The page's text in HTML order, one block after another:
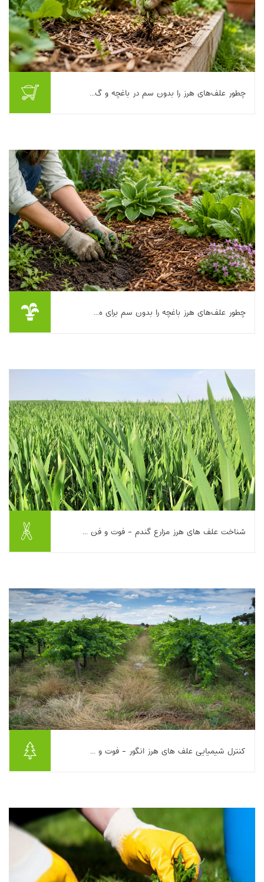
اگر یک‌بار با شوق نشا کاشته باشید و چند هفته بعد ببینید که وسط
بیشتر بخوانیم ...
چطور علف‌های هرز را بدون سم در باغچه و گ...
اگر هر بار که باغچه را مرتب می‌کنید چند روز بعد دوباره سبز شدن
چطور علف‌های هرز باغچه را بدون سم برای ه...
این مطلب به معرفی و شناخت علف‌های هرز رایج در مزارع گندم و
بیشتر بخوانیم ...
شناخت علف های هرز مزارع گندم - فوت و فن ...
این مطلب به بررسی کنترل شیمیایی علف‌های هرز در تاکستان
بیشتر بخوانیم ...
کنترل شیمیایی علف های هرز انگور - فوت و ...